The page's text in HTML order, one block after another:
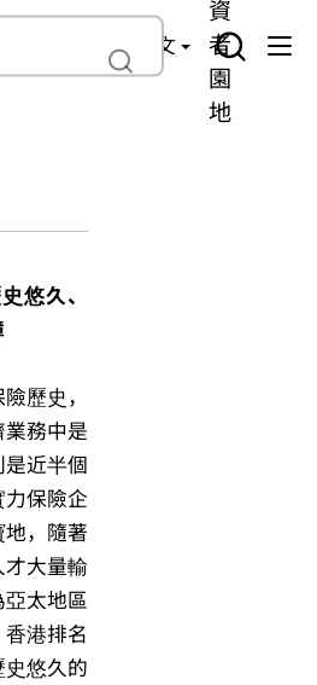
聯繫我們 中文
險
資
者
園
地
悠久、
歷史，
務中是
近半個
保險企
，隨著
大量輸
太地區
港排名
悠久的